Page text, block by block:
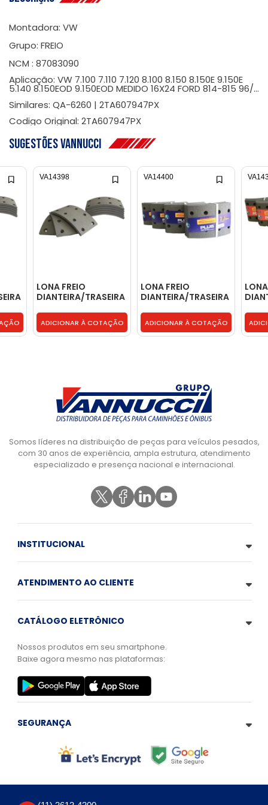
Montadora: VW
Grupo: FREIO
NCM : 87083090
Aplicação: VW 7.100 7.110 7.120 8.100 8.150 8.150E 9.150E
5.140 8.150EOD 9.150EOD MEDIDO 16X24 FORD 814-815 96/...
Similares: QA-6260 | 2TA607947PX
Codigo Original: 2TA607947PX
Sugestões Vannucci
LONA FREIO
DIANTEIRA/TRASEIRA
ADICIONAR À COTAÇÃO
VA14398
LONA FREIO
DIANTEIRA/TRASEIRA
ADICIONAR À COTAÇÃO
VA14400
Somos líderes na distribuição de peças para veículos pesados,
com 30 anos de experiência, ampla estrutura, atendimento
especializado e presença nacional e internacional.
INSTITUCIONAL
ATENDIMENTO AO CLIENTE
CATÁLOGO ELETRÔNICO
Nossos produtos em seu smartphone.
Baixe agora mesmo nas plataformas:
SEGURANÇA